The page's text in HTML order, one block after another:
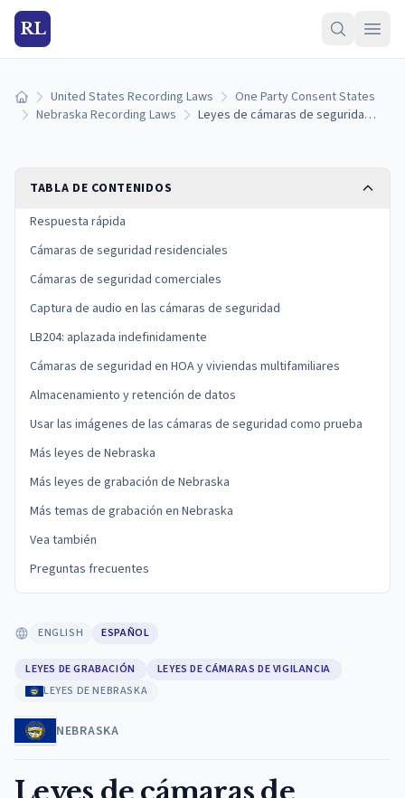
RL
Inicio United States Recording Laws
One Party Consent States
Nebraska Recording Laws
Leyes de cámaras de seguridad de Nebraska: reglas para hogares, negocios y HOA (2026)
TABLA DE CONTENIDOS
Respuesta rápida
Cámaras de seguridad residenciales
Cámaras de seguridad comerciales
Captura de audio en las cámaras de seguridad
LB204: aplazada indefinidamente
Cámaras de seguridad en HOA y viviendas multifamiliares
Almacenamiento y retención de datos
Usar las imágenes de las cámaras de seguridad como prueba
Más leyes de Nebraska
Más leyes de grabación de Nebraska
Más temas de grabación en Nebraska
Vea también
Preguntas frecuentes
ENGLISH ESPAÑOL
LEYES DE GRABACIÓN
LEYES DE CÁMARAS DE VIGILANCIA
LEYES DE NEBRASKA
NEBRASKA
Leyes de cámaras de